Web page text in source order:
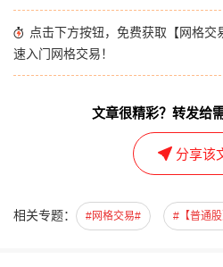
点击下方按钮，免费获取【网格
速入门网格交易！
文章很精彩？转发给
分享该
相关专题： #网格交易# #【普通